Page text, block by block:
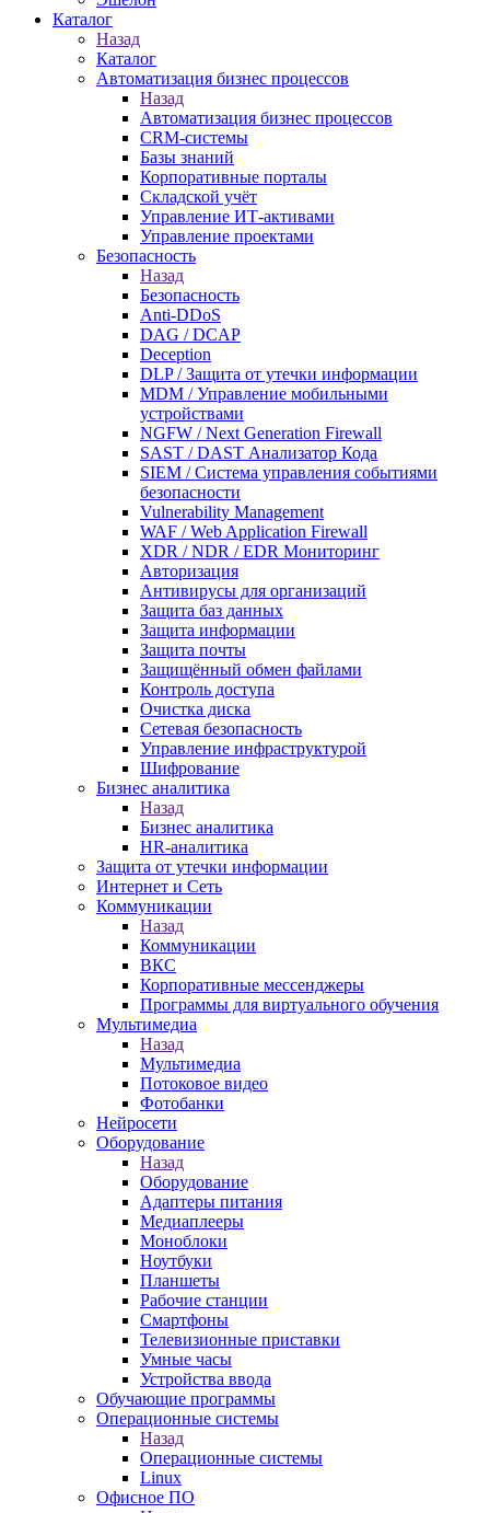
Каталог
Назад
Каталог
Автоматизация бизнес процессов
Назад
Автоматизация бизнес процессов
CRM-системы
Базы знаний
Корпоративные порталы
Складской учёт
Управление ИТ-активами
Управление проектами
Безопасность
Назад
Безопасность
Anti-DDoS
DAG / DCAP
Deception
DLP / Защита от утечки информации
MDM / Управление мобильными
устройствами
NGFW / Next Generation Firewall
SAST / DAST Анализатор Кода
SIEM / Система управления событиями
безопасности
Vulnerability Management
WAF / Web Application Firewall
XDR / NDR / EDR Мониторинг
Авторизация
Антивирусы для организаций
Защита баз данных
Защита информации
Защита почты
Защищённый обмен файлами
Контроль доступа
Очистка диска
Сетевая безопасность
Управление инфраструктурой
Шифрование
Бизнес аналитика
Назад
Бизнес аналитика
HR-аналитика
Защита от утечки информации
Интернет и Сеть
Коммуникации
Назад
Коммуникации
ВКС
Корпоративные мессенджеры
Программы для виртуального обучения
Мультимедиа
Назад
Мультимедиа
Потоковое видео
Фотобанки
Нейросети
Оборудование
Назад
Оборудование
Адаптеры питания
Медиаплееры
Моноблоки
Ноутбуки
Планшеты
Рабочие станции
Смартфоны
Телевизионные приставки
Умные часы
Устройства ввода
Обучающие программы
Операционные системы
Назад
Операционные системы
Linux
Офисное ПО